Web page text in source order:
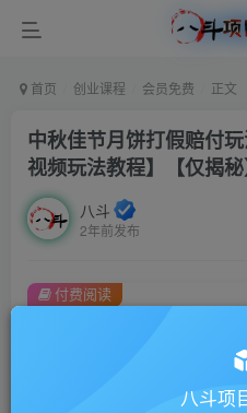
首页 创业课程 会员免费 正文
中秋佳节月饼打假赔付
视频玩法教程】【仅揭秘
八斗
2年前发布
此内容为付费阅读，请付费后查
金币
付费阅读
八斗项